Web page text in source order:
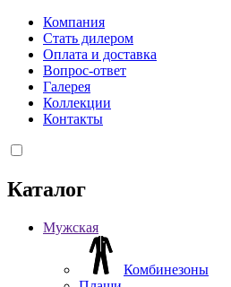
Компания
Стать дилером
Оплата и доставка
Вопрос-ответ
Галерея
Коллекции
Контакты
Каталог
Мужская
Комбинезоны